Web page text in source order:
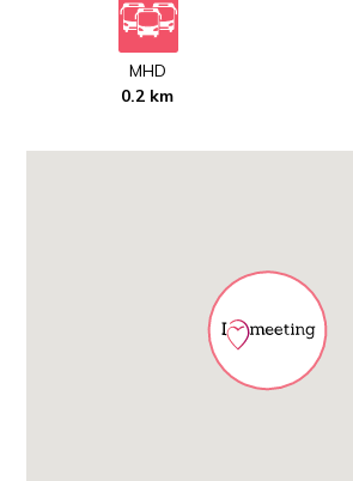
MHD
0.2 km